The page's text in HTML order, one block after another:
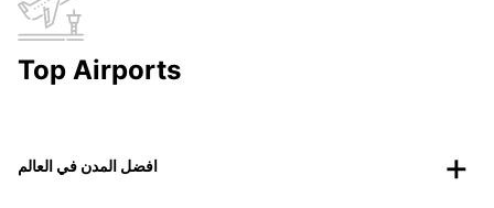
Top Airports
افضل المدن في العالم